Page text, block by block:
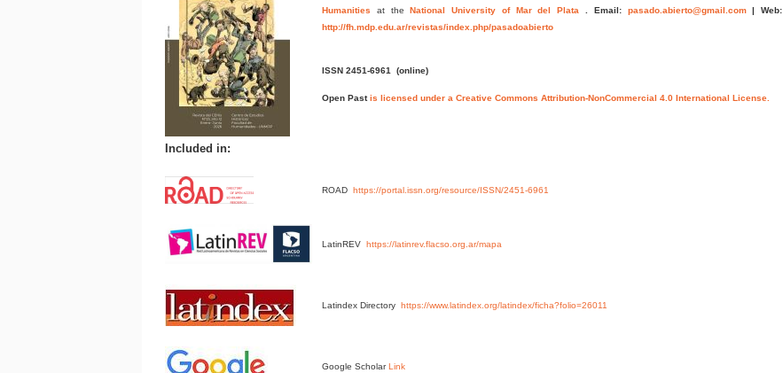
Humanities at the National University of Mar del Plata Email: pasado.abierto@gmail.com|Web:
http://fh.mdp.edu.ar/revistas/index.php/pasadoabierto
ISSN 2451-6961(online)
Open Pastis licensed under a Creative Commons Attribution-NonCommercial 4.0 International License.
Included in:
ROADhttps://portal.issn.org/resource/ISSN/2451-6961
LatinREVhttps://latinrev.flacso.org.ar/mapa
Latindex Directoryhttps://www.latindex.org/latindex/ficha?folio=26011
Google ScholarLink